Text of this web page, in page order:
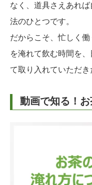
なく、道具さえあれ
法のひとつです。
だからこそ、忙しく
を淹れて飲む時間を
て取り入れていただき
動画で知る！